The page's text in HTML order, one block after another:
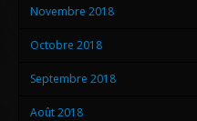
Novembre 2018
Octobre 2018
Septembre 2018
Août 2018